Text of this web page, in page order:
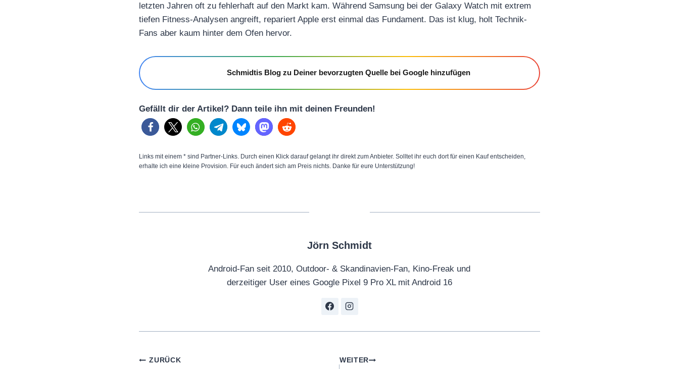
letzten Jahren oft zu fehlerhaft auf den Markt kam. Während Samsung bei der Galaxy Watch mit extrem
tiefen Fitness-Analysen angreift, repariert Apple erst einmal das Fundament. Das ist klug, holt Technik-
Fans aber kaum hinter dem Ofen hervor.
Schmidtis Blog zu Deiner bevorzugten Quelle bei Google hinzufügen
Gefällt dir der Artikel? Dann teile ihn mit deinen Freunden!
Links mit einem * sind Partner-Links. Durch einen Klick darauf gelangt ihr direkt zum Anbieter. Solltet ihr euch dort für einen Kauf entscheiden,
erhalte ich eine kleine Provision. Für euch ändert sich am Preis nichts. Danke für eure Unterstützung!
Jörn Schmidt
Android-Fan seit 2010, Outdoor- & Skandinavien-Fan, Kino-Freak und
derzeitiger User eines Google Pixel 9 Pro XL mit Android 16
Beitragsnavigation
ZURÜCK WEITER